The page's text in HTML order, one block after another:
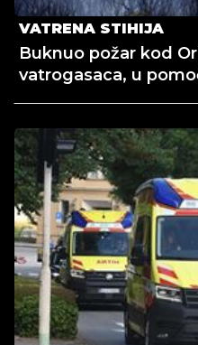
VATRENA STIHIJA
Buknuo požar kod
vatrogasaca, u